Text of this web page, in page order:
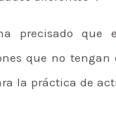
precisado que
que no
la práctica de